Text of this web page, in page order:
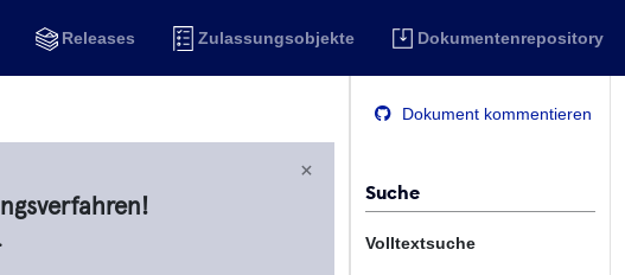
Releases Zulassungsobjekte Dokumentenrepository
Dokument kommentieren
Suche
Volltextsuche
×